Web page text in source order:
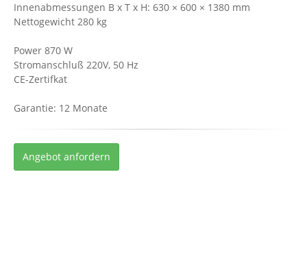
Innenabmessungen B x T x H: 630 × 600 × 1380 mm
Nettogewicht 280 kg
Power 870 W
Stromanschluß 220V, 50 Hz
CE-Zertifkat
Garantie: 12 Monate
Angebot anfordern